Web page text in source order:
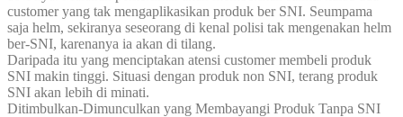
customer yang tak mengaplikasikan produk ber SNI. Seumpama
saja helm, sekiranya seseorang di kenal polisi tak mengenakan helm
ber-SNI, karenanya ia akan di tilang.
Daripada itu yang menciptakan atensi customer membeli produk
SNI makin tinggi. Situasi dengan produk non SNI, terang produk
SNI akan lebih di minati.
Ditimbulkan-Dimunculkan yang Membayangi Produk Tanpa SNI